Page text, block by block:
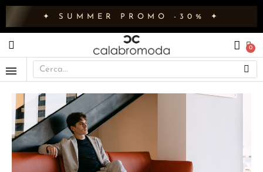
✦ SUMMER PROMO -30% ✦